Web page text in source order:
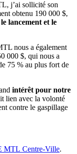
j’ai sollicité son
obtenu 190 000 $,
lancement et le
nous a également
000 $, qui nous a
75 % au plus fort de
intérêt pour notre
lien avec la volonté
contre le gaspillage
MTL Centre-Ville.